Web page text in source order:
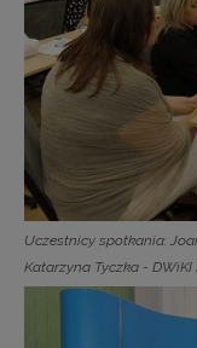
Uczestnicy spotkania:
Katarzyna Tyczka -